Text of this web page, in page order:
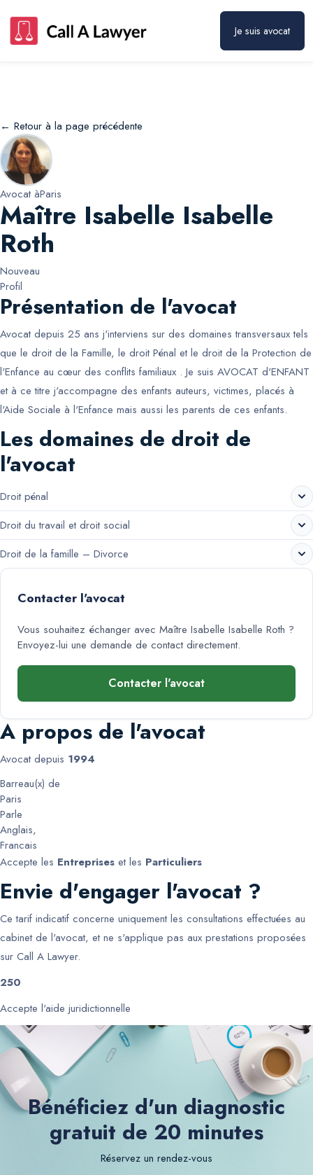
Je suis avocat
← Retour à la page précédente
Avocat àParis
Maître Isabelle Isabelle
Roth
Nouveau
Profil
Présentation de l'avocat
Avocat depuis 25 ans j'interviens sur des domaines transversaux tels
que le droit de la Famille, le droit Pénal et le droit de la Protection de
l'Enfance au cœur des conflits familiaux . Je suis AVOCAT d'ENFANT
et à ce titre j'accompagne des enfants auteurs, victimes, placés à
l'Aide Sociale à l'Enfance mais aussi les parents de ces enfants.
Les domaines de droit de
l'avocat
Droit pénal
Droit du travail et droit social
Droit de la famille – Divorce
Contacter l'avocat
Vous souhaitez échanger avec Maître Isabelle Isabelle Roth ?
Envoyez-lui une demande de contact directement.
Contacter l'avocat
A propos de l'avocat
Avocat depuis 1994
Barreau(x) de
Paris
Parle
Anglais,
Francais
Accepte les Entreprises et les Particuliers
Envie d'engager l'avocat ?
Ce tarif indicatif concerne uniquement les consultations effectuées au
cabinet de l'avocat, et ne s'applique pas aux prestations proposées
sur Call A Lawyer.
250
Accepte l'aide juridictionnelle
Bénéficiez d'un diagnostic
gratuit de 20 minutes
Réservez un rendez-vous